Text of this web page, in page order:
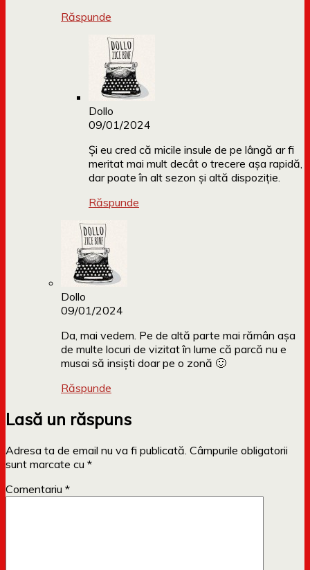
Răspunde
Dollo
09/01/2024
Și eu cred că micile insule de pe lângă ar fi
meritat mai mult decât o trecere așa rapidă,
dar poate în alt sezon și altă dispoziție.
Răspunde
Dollo
09/01/2024
Da, mai vedem. Pe de altă parte mai rămân așa
de multe locuri de vizitat în lume că parcă nu e
musai să insiști doar pe o zonă 🙂
Răspunde
Lasă un răspuns
Adresa ta de email nu va fi publicată. Câmpurile obligatorii
sunt marcate cu *
Comentariu *